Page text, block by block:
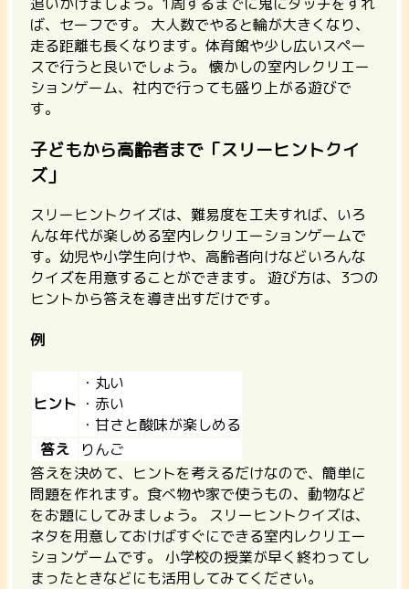
ば、セーフです。 大人数でやると輪が大きくなり、
走る距離も長くなります。体育館や少し広いスペー
スで行うと良いでしょう。 懐かしの室内レクリエー
ションゲーム、社内で行っても盛り上がる遊びで
す。
子どもから高齢者まで「スリーヒントクイ
ズ」
スリーヒントクイズは、難易度を工夫すれば、いろ
んな年代が楽しめる室内レクリエーションゲームで
す。 幼児や小学生向けや、高齢者向けなどいろんな
クイズを用意することができます。
遊び方は、3つの
ヒントから答えを導き出すだけです。
例
ヒント
・丸い
・赤い
・甘さと酸味が楽しめる
答え
りんご
答えを決めて、ヒントを考えるだけなので、簡単に
問題を作れます。食べ物や家で使うもの、動物など
をお題にしてみましょう。 スリーヒントクイズは、
ネタを用意しておけばすぐにできる室内レクリエー
ションゲームです。 小学校の授業が早く終わってし
まったときなどにも活用してみてください。